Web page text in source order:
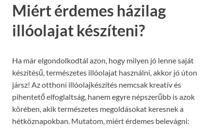
Miért érdemes házilag
illóolajat készíteni?
Ha már elgondolkodtál azon, hogy milyen jó lenne saját
készítésű, természetes illóolajat használni, akkor jó úton
jársz! Az otthoni illóolajkészítés nemcsak kreatív és
pihentető elfoglaltság, hanem egyre népszerűbb is azok
körében, akik természetes megoldásokat keresnek a
hétköznapokban. Mutatom, miért érdemes belevágni: